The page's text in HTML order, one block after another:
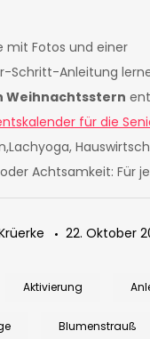
mit Fotos und einer
Schritt-Anleitung
Weihnachtsstern
für die
Achtsamkeit: Für
22. Oktober
Aktivierung
Blumenstrauß